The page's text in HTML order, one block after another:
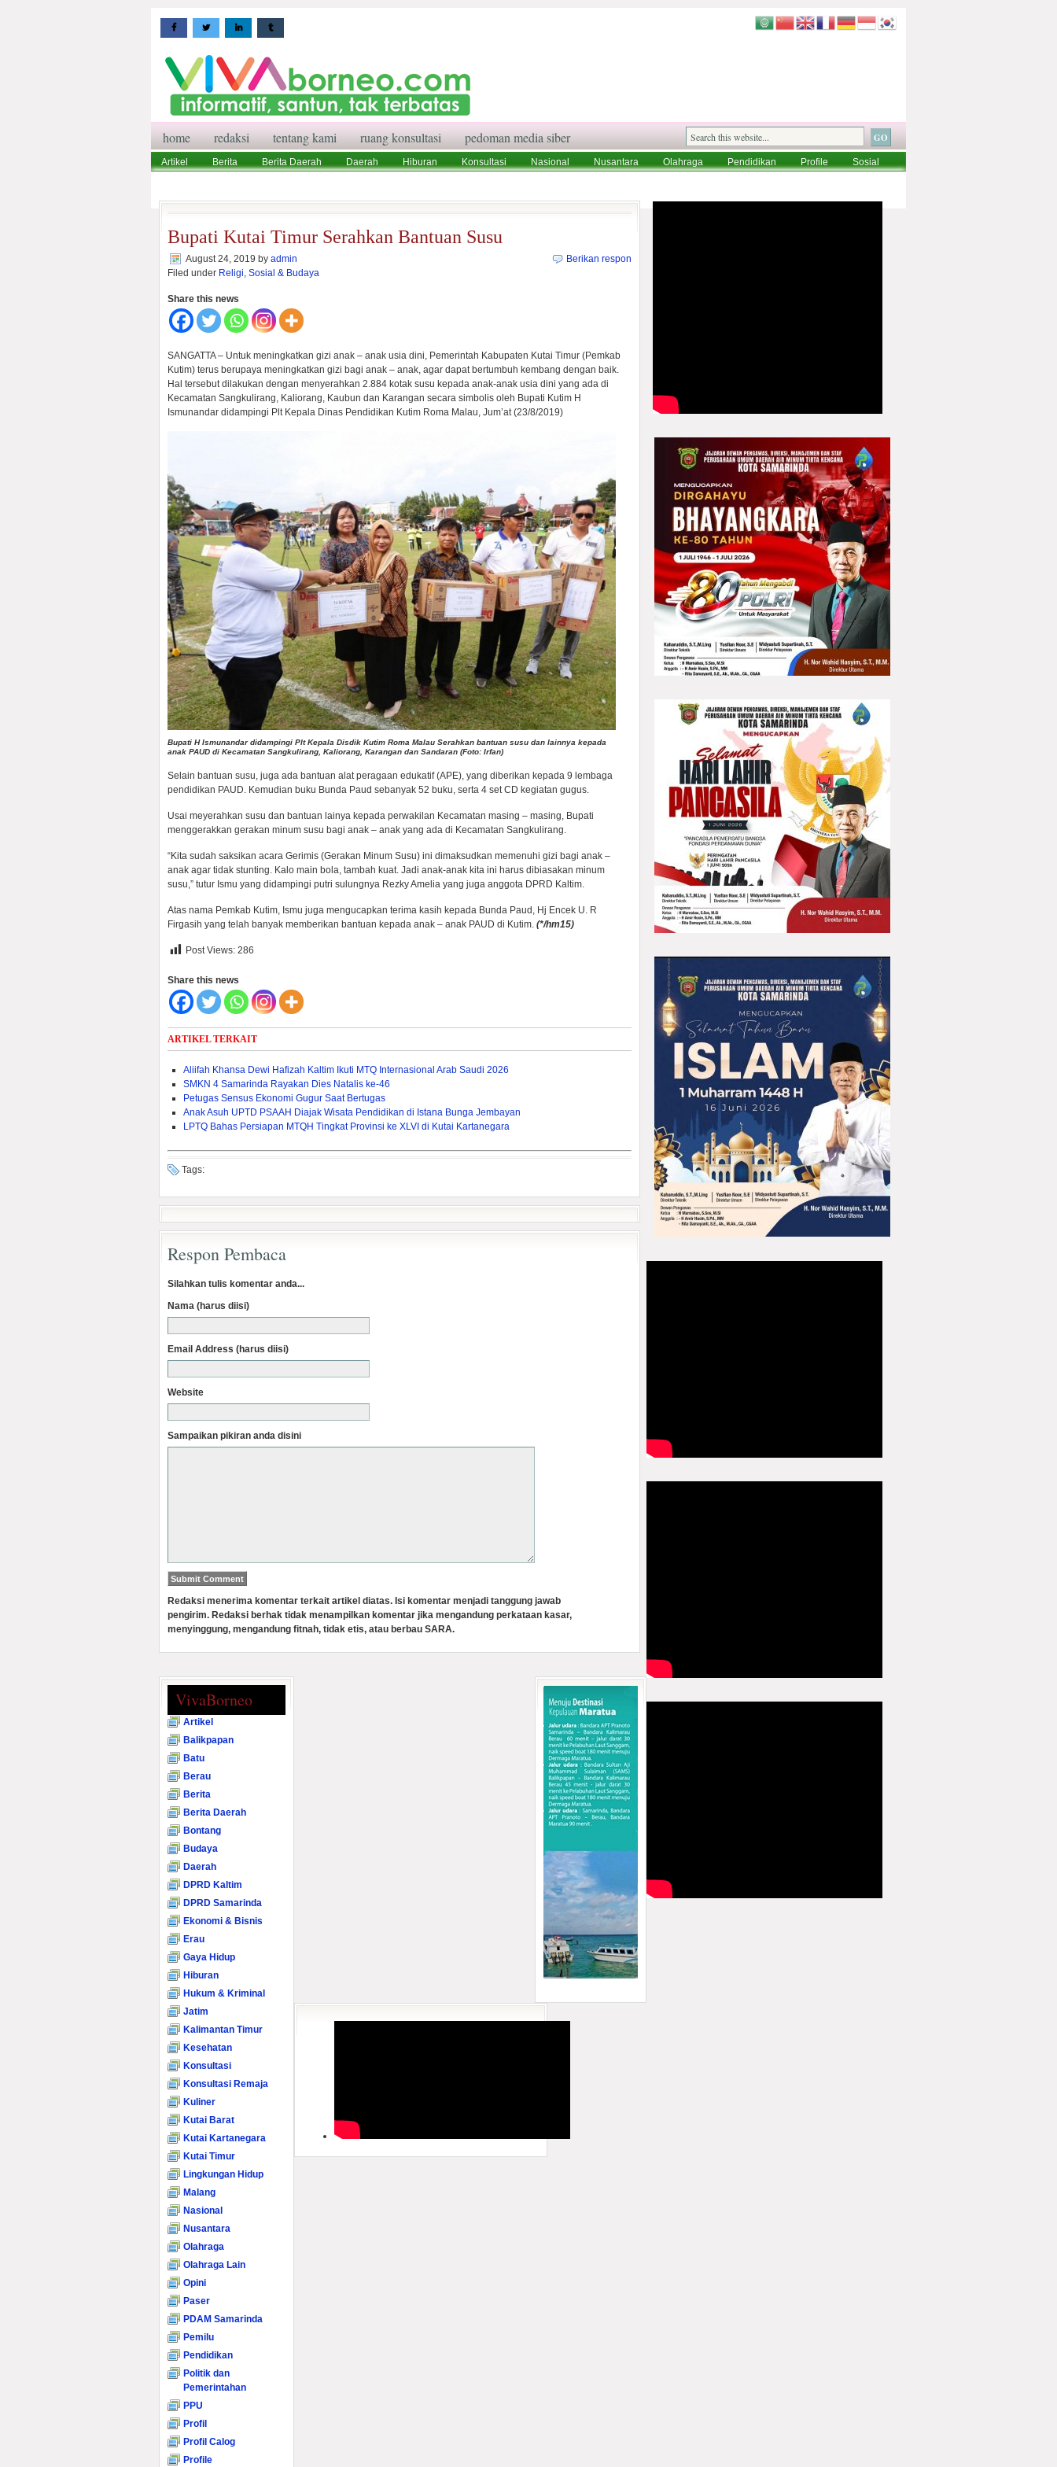
home redaksi tentang kami ruang konsultasi pedoman media siber
Artikel Berita Berita Daerah Daerah Hiburan Konsultasi Nasional Nusantara Olahraga Pendidikan Profile
Sosial
Bupati Kutai Timur Serahkan Bantuan Susu
August 24, 2019 by admin
Filed under Religi, Sosial & Budaya
Berikan respon
Share this news
SANGATTA – Untuk meningkatkan gizi anak – anak usia dini, Pemerintah Kabupaten Kutai Timur (Pemkab
Kutim) terus berupaya meningkatkan gizi bagi anak – anak, agar dapat bertumbuh kembang dengan baik.
Hal tersebut dilakukan dengan menyerahkan 2.884 kotak susu kepada anak-anak usia dini yang ada di
Kecamatan Sangkulirang, Kaliorang, Kaubun dan Karangan secara simbolis oleh Bupati Kutim H
Ismunandar didampingi Plt Kepala Dinas Pendidikan Kutim Roma Malau, Jum’at (23/8/2019)
Bupati H Ismunandar didampingi Plt Kepala Disdik Kutim Roma Malau Serahkan bantuan susu dan lainnya kepada
anak PAUD di Kecamatan Sangkulirang, Kaliorang, Karangan dan Sandaran (Foto: Irfan)
Selain bantuan susu, juga ada bantuan alat peragaan edukatif (APE), yang diberikan kepada 9 lembaga
pendidikan PAUD. Kemudian buku Bunda Paud sebanyak 52 buku, serta 4 set CD kegiatan gugus.
Usai meyerahkan susu dan bantuan lainya kepada perwakilan Kecamatan masing – masing, Bupati
menggerakkan gerakan minum susu bagi anak – anak yang ada di Kecamatan Sangkulirang.
“Kita sudah saksikan acara Gerimis (Gerakan Minum Susu) ini dimaksudkan memenuhi gizi bagi anak –
anak agar tidak stunting. Kalo main bola, tambah kuat. Jadi anak-anak kita ini harus dibiasakan minum
susu,” tutur Ismu yang didampingi putri sulungnya Rezky Amelia yang juga anggota DPRD Kaltim.
Atas nama Pemkab Kutim, Ismu juga mengucapkan terima kasih kepada Bunda Paud, Hj Encek U. R
Firgasih yang telah banyak memberikan bantuan kepada anak – anak PAUD di Kutim. (*/hm15)
Post Views: 286
Share this news
ARTIKEL TERKAIT
Aliifah Khansa Dewi Hafizah Kaltim Ikuti MTQ Internasional Arab Saudi 2026
SMKN 4 Samarinda Rayakan Dies Natalis ke-46
Petugas Sensus Ekonomi Gugur Saat Bertugas
Anak Asuh UPTD PSAAH Diajak Wisata Pendidikan di Istana Bunga Jembayan
LPTQ Bahas Persiapan MTQH Tingkat Provinsi ke XLVI di Kutai Kartanegara
Tags:
Respon Pembaca
Silahkan tulis komentar anda...
Nama (harus diisi)
Email Address (harus diisi)
Website
Sampaikan pikiran anda disini
Redaksi menerima komentar terkait artikel diatas. Isi komentar menjadi tanggung jawab
pengirim. Redaksi berhak tidak menampilkan komentar jika mengandung perkataan kasar,
menyinggung, mengandung fitnah, tidak etis, atau berbau SARA.
VivaBorneo
Artikel
Balikpapan
Batu
Berau
Berita
Berita Daerah
Bontang
Budaya
Daerah
DPRD Kaltim
DPRD Samarinda
Ekonomi & Bisnis
Erau
Gaya Hidup
Hiburan
Hukum & Kriminal
Jatim
Kalimantan Timur
Kesehatan
Konsultasi
Konsultasi Remaja
Kuliner
Kutai Barat
Kutai Kartanegara
Kutai Timur
Lingkungan Hidup
Malang
Nasional
Nusantara
Olahraga
Olahraga Lain
Opini
Paser
PDAM Samarinda
Pemilu
Pendidikan
Politik dan
Pemerintahan
PPU
Profil
Profil Calog
Profile